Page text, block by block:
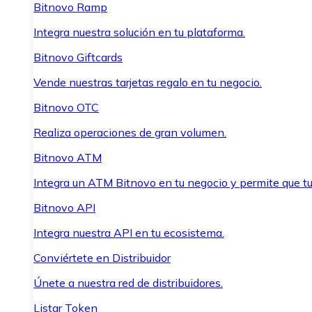
Bitnovo Ramp
Integra nuestra solución en tu plataforma.
Bitnovo Giftcards
Vende nuestras tarjetas regalo en tu negocio.
Bitnovo OTC
Realiza operaciones de gran volumen.
Bitnovo ATM
Integra un ATM Bitnovo en tu negocio y permite que
Bitnovo API
Integra nuestra API en tu ecosistema.
Conviértete en Distribuidor
Únete a nuestra red de distribuidores.
Listar Token